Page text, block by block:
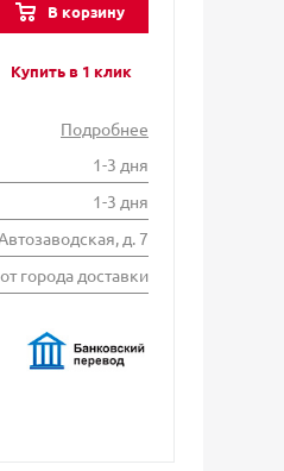
В корзину
Купить в 1 клик
Подробнее
1-3 дня
1-3 дня
д. 7
города доставки